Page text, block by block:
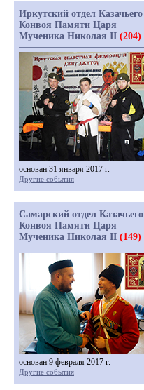
Иркутский отдел Казачьего
Конвоя Памяти Царя
Мученика Николая II (204)
основан 31 января 2017 г.
Другие события
Самарский отдел Казачьего
Конвоя Памяти Царя
Мученика Николая II (149)
основан 9 февраля 2017 г.
Другие события